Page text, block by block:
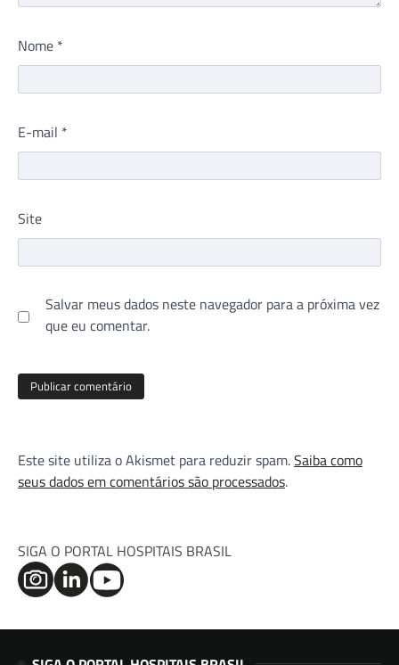
Nome *
E-mail *
Site
Salvar meus dados neste navegador para a próxima vez
que eu comentar.
Este site utiliza o Akismet para reduzir spam.Saiba como
seus dados em comentários são processados.
SIGA O PORTAL HOSPITAIS BRASIL